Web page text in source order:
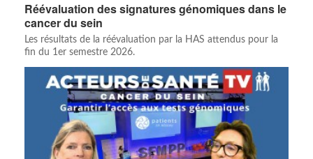
Réévaluation des signatures génomiques dans le
cancer du sein
Les résultats de la réévaluation par la HAS attendus pour la
fin du 1er semestre 2026.